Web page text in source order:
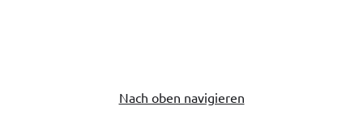
Nach oben navigieren